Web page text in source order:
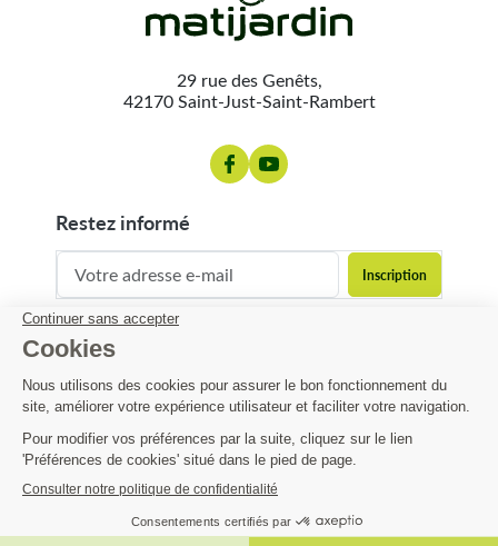
2,72 €
AJOUTER AU PANIER
29 rue des Genêts,
42170 Saint-Just-Saint-Rambert
restez informé
contact@matijardin.fr
Matijardin
Infos pratiques